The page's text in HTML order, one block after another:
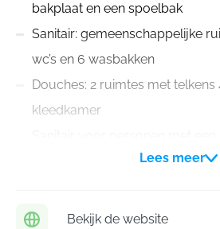
bakplaat en een spoelbak
Sanitair: gemeenschappelijke
wc’s en 6 wasbakken
Douches: 2 ruimtes met
kleedkamer
ruimte met douche en wc
plaatsen van tenten, gelegen
Lees meer
Bekijk de website